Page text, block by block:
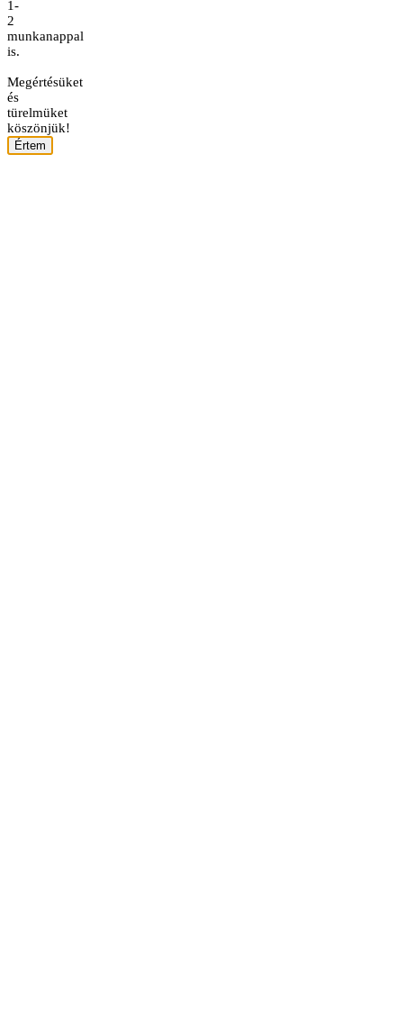
1-
2
munkanappal
is.
Megértésüket
és
türelmüket
köszönjük!
Értem